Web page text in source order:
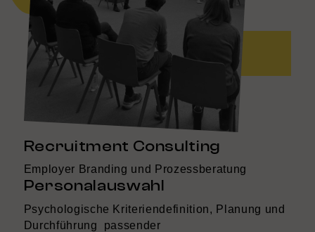
Recruitment Consulting
Employer Branding und Prozessberatung
Personalauswahl
Psychologische Kriteriendefinition, Planung und
Durchführung passender